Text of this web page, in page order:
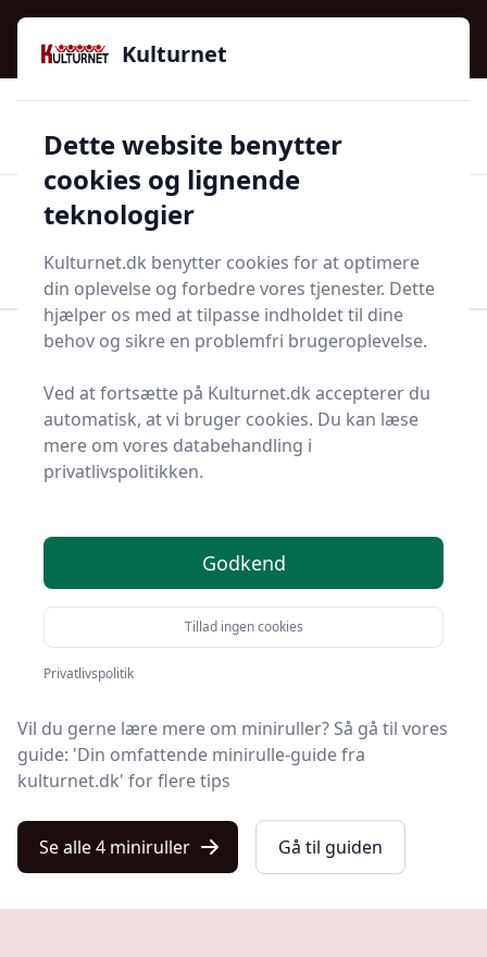
Kulturnet - Alt Det Gode I Livet | Din Kulturguide Siden
2016
97 kategorier 👍Kun godkendte butikker
Start søgning
Husholdning Rengøring Minirulle
Bedste miniruller til dig
- 4 gode valg
udvalgt 4 af de bedste miniruller, så du får det
Uanset om du søger den bedste kvalitet, et prisvenligt
tilbud på din næste minirulle, noget specifikt eller
gratis levering, så har vi dækket det hele i vores liste.
Vil du gerne lære mere om miniruller? Så gå til vores
guide: 'Din omfattende minirulle-guide fra
kulturnet.dk' for flere tips
Se alle 4 miniruller Gå til guiden
Kulturnet
Dette website benytter
cookies og lignende
teknologier
Kulturnet.dk benytter cookies for at optimere
din oplevelse og forbedre vores tjenester. Dette
hjælper os med at tilpasse indholdet til dine
behov og sikre en problemfri brugeroplevelse.
Ved at fortsætte på Kulturnet.dk accepterer du
automatisk, at vi bruger cookies. Du kan læse
mere om vores databehandling i
privatlivspolitikken.
Godkend
Tillad ingen cookies
Privatlivspolitik